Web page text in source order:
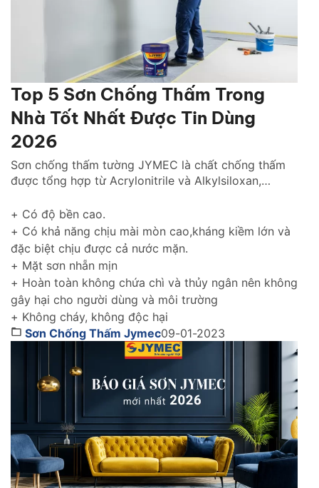
Top 5 Sơn Chống Thấm Trong
Nhà Tốt Nhất Được Tin Dùng
2026
Sơn chống thấm tường JYMEC là chất chống thấm
được tổng hợp từ Acrylonitrile và Alkylsiloxan,
tường ngoài trời gìn giữ và tôn lên vẻ đẹp ngôi nhà
của bạn thách thức với thời gian.
+ Có độ bền cao.
+ Có khả năng chịu mài mòn cao,kháng kiềm lớn và
đặc biệt chịu được cả nước mặn.
+ Mặt sơn nhẵn mịn
+ Hoàn toàn không chứa chì và thủy ngân nên không
gây hại cho người dùng và môi trường
+ Không cháy, không độc hại
Sơn Chống Thấm Jymec09-01-2023